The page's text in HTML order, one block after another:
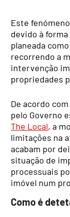
Este
devido à
planeada como
recorrendo a
intervenção
propriedades
De acordo
pelo Governo
The Local, a
limitações na
acabam por
situação de
processuais
imóvel num
Como é